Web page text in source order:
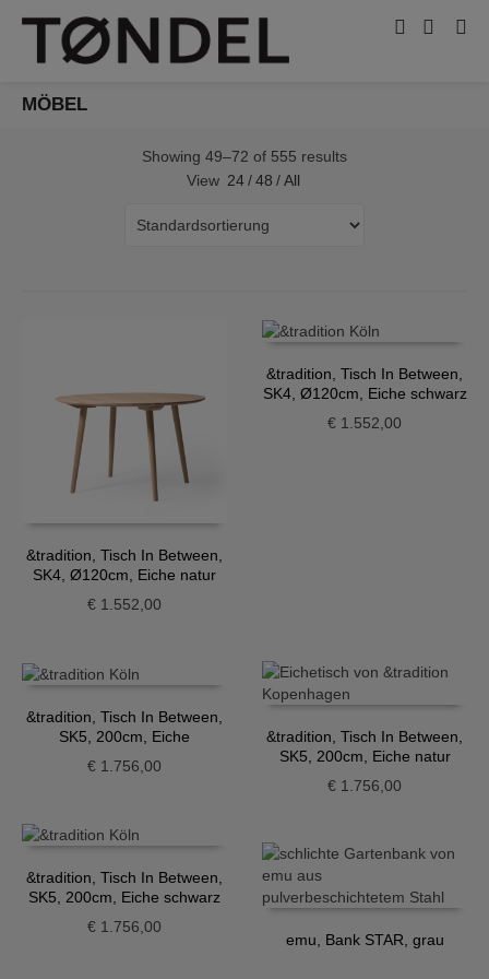
MÖBEL
Showing 49–72 of 555 results
View 24 / 48 / All
&tradition, Tisch In Between,
SK4, Ø120cm, Eiche natur
€1.552,00
&tradition, Tisch In Between,
SK4, Ø120cm, Eiche schwarz
€ 1.552,00
&tradition, Tisch In Between,
SK5, 200cm, Eiche
€1.756,00
&tradition, Tisch In Between,
SK5, 200cm, Eiche natur
€ 1.756,00
&tradition, Tisch In Between,
SK5, 200cm, Eiche schwarz
€1.756,00
emu, Bank STAR, grau